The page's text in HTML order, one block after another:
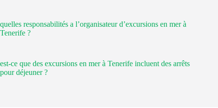
quelles responsabilités a l’organisateur d’excursions en mer à
Tenerife ?
est-ce que des excursions en mer à Tenerife incluent des arrêts
pour déjeuner ?